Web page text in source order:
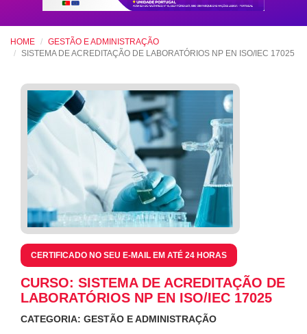
HOME
GESTÃO E ADMINISTRAÇÃO
SISTEMA DE ACREDITAÇÃO DE LABORATÓRIOS NP EN ISO/IEC 17025
CERTIFICADO NO SEU E-MAIL EM ATÉ 24 HORAS
CURSO: SISTEMA DE ACREDITAÇÃO DE
LABORATÓRIOS NP EN ISO/IEC 17025
CATEGORIA: GESTÃO E ADMINISTRAÇÃO